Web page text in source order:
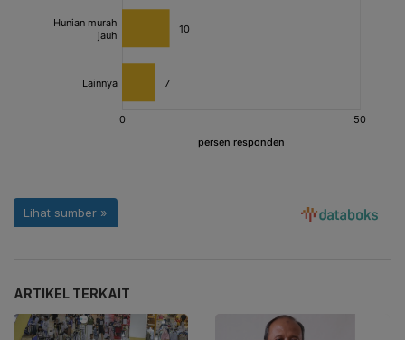
ARTIKEL TERKAIT